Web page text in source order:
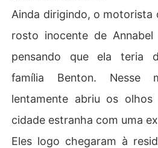
Ainda dirigindo, o motorista
rosto inocente de
pensando que ela teria
família Benton. Nesse
lentamente abriu os olhos
cidade estranha com uma
Eles logo chegaram à